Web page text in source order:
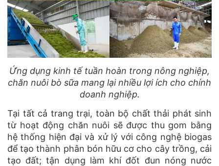
Ứng dụng kinh tế tuần hoàn trong nông nghiệp,
chăn nuôi bò sữa mang lại nhiều lợi ích cho chính
doanh nghiệp.
Tại tất cả trang trại, toàn bộ chất thải phát sinh
từ hoạt động chăn nuôi sẽ được thu gom bằng
hệ thống hiện đại và xử lý với công nghệ biogas
để tạo thành phân bón hữu cơ cho cây trồng, cải
tạo đất; tận dụng làm khí đốt đun nóng nước